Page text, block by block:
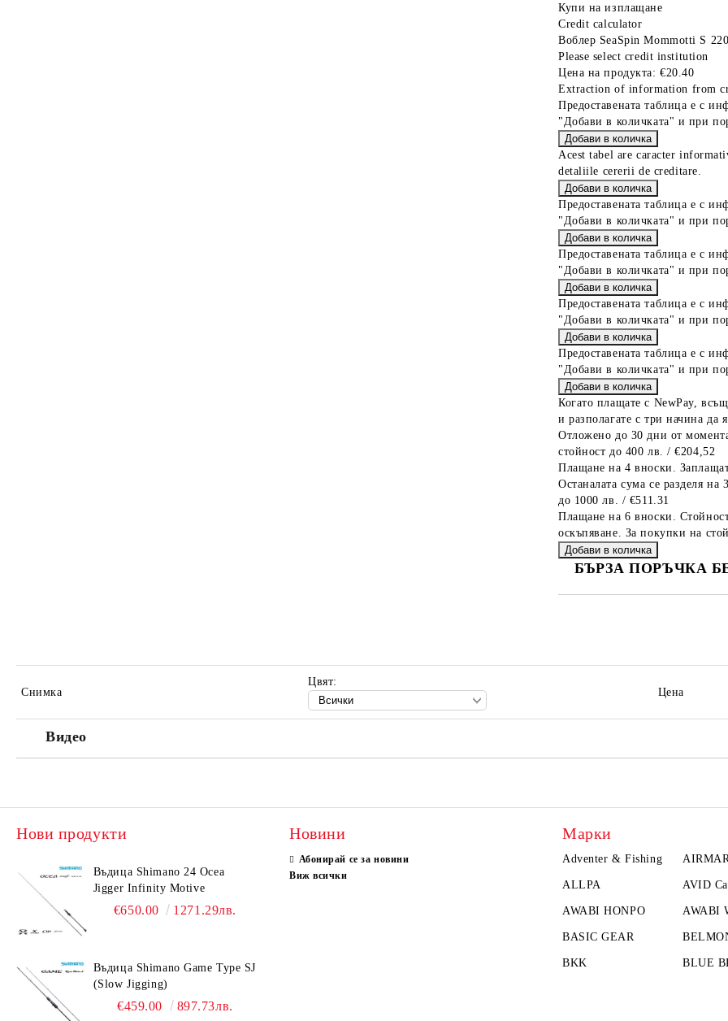
Купи на изплащане
Credit calculator
Воблер SeaSpin Mommotti S
Please select credit institution
Цена на продукта: €20.40
Extraction of information from
Предоставената таблица е с
"Добави в количката" и при
Acest tabel are caracter
detaliile cererii de creditare.
Предоставената таблица е с
"Добави в количката" и при
Предоставената таблица е с
"Добави в количката" и при
Предоставената таблица е с
"Добави в количката" и при
Предоставената таблица е с
"Добави в количката" и при
Когато плащате с NewPay,
и разполагате с три начина да
Отложено до 30 дни от
стойност до 400 лв. / €204,52
Плащане на 4 вноски.
Останалата сума се разделя
до 1000 лв. / €511.31
Плащане на 6 вноски.
оскъпяване. За покупки на
БЪРЗА ПОРЪЧКА
Снимка
Цвят:
Цена
Видео
Нови продукти
Въдица Shimano 24 Ocea
Jigger Infinity Motive
€650.00 1271.29лв.
Въдица Shimano Game Type SJ
(Slow Jigging)
€459.00 897.73лв.
Новини
Абонирай се за новини
Виж всички
Марки
Adventer & Fishing
ALLPA AVID
AWABI HONPO AWABI
BASIC GEAR
BKK BLUE